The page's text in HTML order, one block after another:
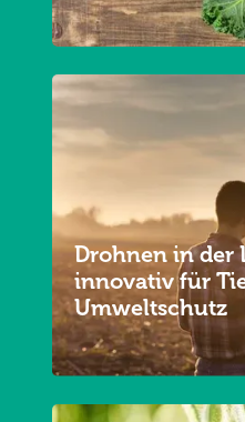
Drohnen in der
innovativ für
Umweltschutz